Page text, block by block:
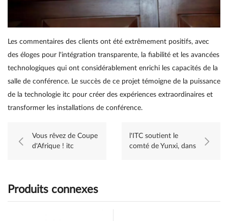
Les commentaires des clients ont été extrêmement positifs, avec
des éloges pour l'intégration transparente, la fiabilité et les avancées
technologiques qui ont considérablement enrichi les capacités de la
salle de conférence. Le succès de ce projet témoigne de la puissance
de la technologie itc pour créer des expériences extraordinaires et
transformer les installations de conférence.
Vous rêvez de Coupe
d'Afrique ! itc
en Côte d'Ivoire !
l'ITC soutient le
comté de Yunxi, dans
Produits connexes